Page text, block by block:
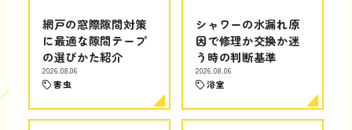
網戸の窓際隙間対策
に最適な隙間テープ
の選びかた紹介
2026.08.06
害虫
シャワーの水漏れ原
因で修理か交換か迷
う時の判断基準
2026.08.06
浴室